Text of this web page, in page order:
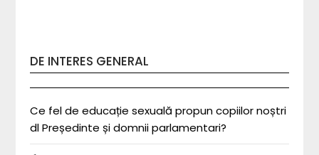
DE INTERES GENERAL
Ce fel de educație sexuală propun copiilor noștri
dl Președinte și domnii parlamentari?